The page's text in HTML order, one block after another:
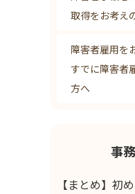
取得をお考え
障害者雇用を
すでに障害者
方へ
事
【まとめ】初